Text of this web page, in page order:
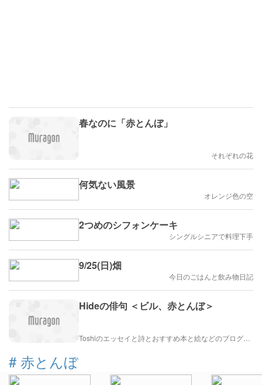
春なのに「赤とんぼ」
それぞれの花
何気ない風景
オレンジ色の空
2つめのシフォンケーキ
シングルシニアで料理下手
9/25(日)畑
今日のごはんと飲み物日記
Hideの俳句 ＜ビル、赤とんぼ＞
# 赤とんぼ